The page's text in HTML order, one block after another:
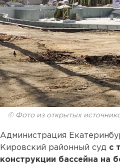
© Фото из открытых
Администрация
Кировский районный суд с
конструкции бассейна на